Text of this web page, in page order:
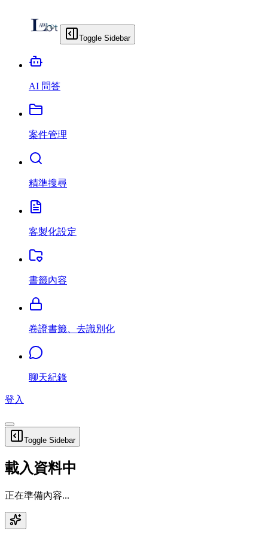
Toggle Sidebar
AI 問答
案件管理
精準搜尋
客製化設定
書籤內容
卷證書籤、去識別化
聊天紀錄
登入
Toggle Sidebar
載入資料中
正在準備內容...